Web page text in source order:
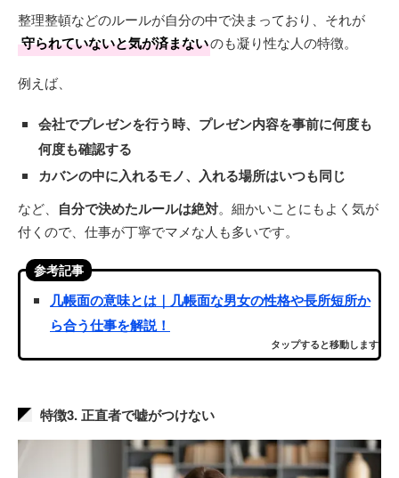
整理整頓などのルールが自分の中で決まっており、それが
守られていないと気が済まないのも凝り性な人の特徴。
例えば、
会社でプレゼンを行う時、プレゼン内容を事前に何度も
何度も確認する
カバンの中に入れるモノ、入れる場所はいつも同じ
など、 自分で決めたルールは絶対。細かいことにもよく気が
付くので、仕事が丁寧でマメな人も多いです。
参考記事
几帳面の意味とは｜几帳面な男女の性格や長所短所か
ら合う仕事を解説！
タップすると移動します
特徴3. 正直者で嘘がつけない